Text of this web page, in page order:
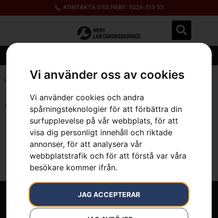
Vi använder oss av cookies
Vi använder cookies och andra
spårningsteknologier för att förbättra din
surfupplevelse på vår webbplats, för att
visa dig personligt innehåll och riktade
annonser, för att analysera vår
webbplatstrafik och för att förstå var våra
besökare kommer ifrån.
JAG ACCEPTERAR
KONTAKTA OSS HEBY: 0224-315 53
Hem 0.5 kW
Inga resultat.
Välkommen till Heby Lantbruksservice.
Ett komplett maskinutbud för lantbruk, skog och